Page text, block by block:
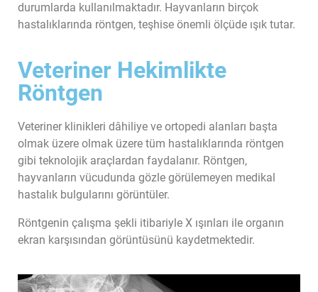
durumlarda kullanılmaktadır. Hayvanların birçok
hastalıklarında röntgen, teşhise önemli ölçüde ışık tutar.
Veteriner Hekimlikte
Röntgen
Veteriner klinikleri dâhiliye ve ortopedi alanları başta
olmak üzere olmak üzere tüm hastalıklarında röntgen
gibi teknolojik araçlardan faydalanır. Röntgen,
hayvanların vücudunda gözle görülemeyen medikal
hastalık bulgularını görüntüler.
Röntgenin çalışma şekli itibariyle X ışınları ile organın
ekran karşısından görüntüsünü kaydetmektedir.